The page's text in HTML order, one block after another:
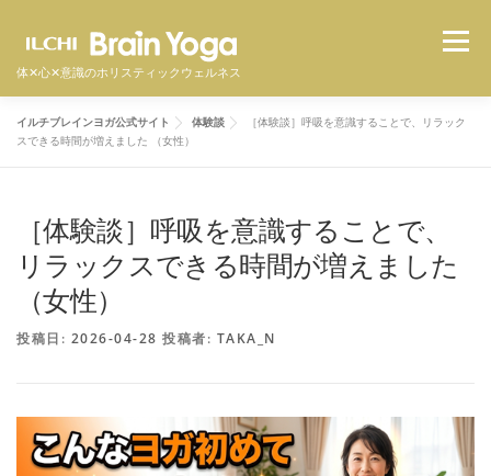
ン
体✕心✕意識のホリスティックウェルネス
メニ
イルチブレインヨガとは
体験者の声 よくある質問 オンラインクラス
体験予約をする
イルチブレインヨガ公式サイト 体験談
［体験談］呼吸を意識することで、リラック
スできる時間が増えました （女性）
［体験談］呼吸を意識することで、
リラックスできる時間が増えました
（女性）
投稿日: 2026-04-28 投稿者: TAKA_N